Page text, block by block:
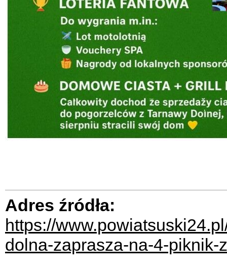
Adres źródła:
https://
dolna-zaprasza-na-4-